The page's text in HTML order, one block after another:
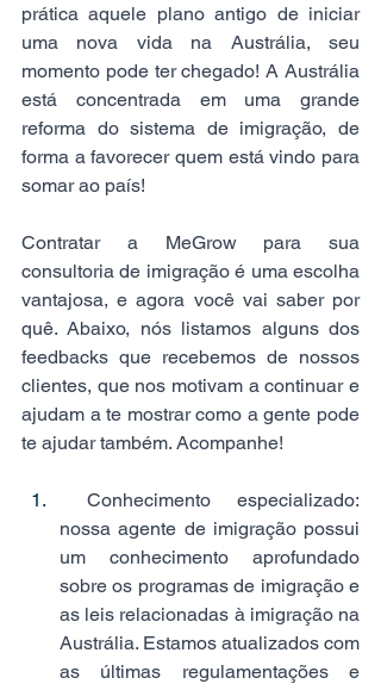
prática aquele plano antigo de iniciar
uma nova vida na Austrália, seu
momento pode ter chegado! A Austrália
está concentrada em uma grande
reforma do sistema de imigração, de
forma a favorecer quem está vindo para
somar ao país!
Contratar a MeGrow para sua
consultoria de imigração é uma escolha
vantajosa, e agora você vai saber por
quê. Abaixo, nós listamos alguns dos
feedbacks que recebemos de nossos
clientes, que nos motivam a continuar e
ajudam a te mostrar como a gente pode
te ajudar também. Acompanhe!
nossa agente de imigração possui
um conhecimento aprofundado
sobre os programas de imigração e
as leis relacionadas à imigração na
Austrália. Estamos atualizados com
as últimas regulamentações e